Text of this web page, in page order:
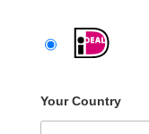
Your Country